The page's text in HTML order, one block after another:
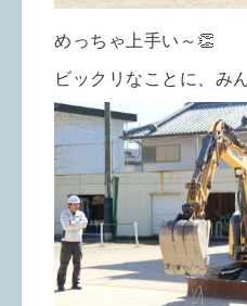
めっちゃ上手い～👏
ビックリなことに、み